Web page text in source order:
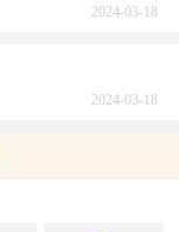
2024-03-18
2024-03-18